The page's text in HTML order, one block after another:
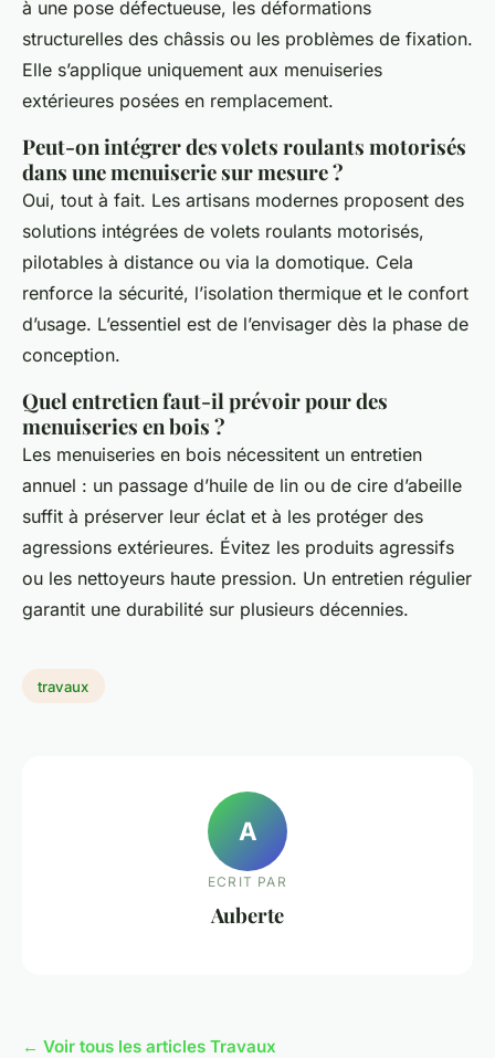
à une pose défectueuse, les déformations
structurelles des châssis ou les problèmes de fixation.
Elle s’applique uniquement aux menuiseries
extérieures posées en remplacement.
Peut-on intégrer des volets roulants motorisés
dans une menuiserie sur mesure ?
Oui, tout à fait. Les artisans modernes proposent des
solutions intégrées de volets roulants motorisés,
pilotables à distance ou via la domotique. Cela
renforce la sécurité, l’isolation thermique et le confort
d’usage. L’essentiel est de l’envisager dès la phase de
conception.
Quel entretien faut-il prévoir pour des
menuiseries en bois ?
Les menuiseries en bois nécessitent un entretien
annuel : un passage d’huile de lin ou de cire d’abeille
suffit à préserver leur éclat et à les protéger des
agressions extérieures. Évitez les produits agressifs
ou les nettoyeurs haute pression. Un entretien régulier
garantit une durabilité sur plusieurs décennies.
travaux
A
ECRIT PAR
Auberte
← Voir tous les articles Travaux